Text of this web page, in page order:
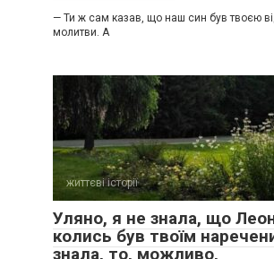
— Ти ж сам казав, що наш син був твоєю
молитви. А
життєві історії
Уляно, я не знала, що
колись був твоїм
знала, то, можливо,